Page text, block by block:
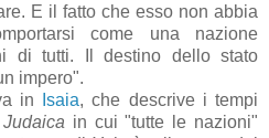
E il fatto che esso non abbia
come una nazione
di tutti. Il destino dello stato
impero".
in
Isaia, che descrive i tempi
in cui "tutte le nazioni"